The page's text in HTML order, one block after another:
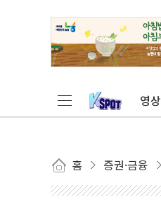
영상
홈 증권·금융